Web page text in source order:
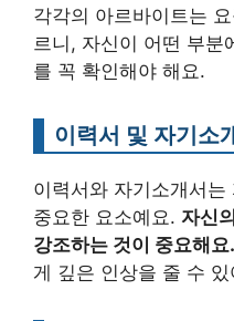
각각의 아르바이트는
르니, 자신이 어떤 부분
를 꼭 확인해야 해요.
이력서 및 자기소
이력서와 자기소개서
중요한 요소예요. 자신
강조하는 것이 중요해요.
게 깊은 인상을 줄 수 있